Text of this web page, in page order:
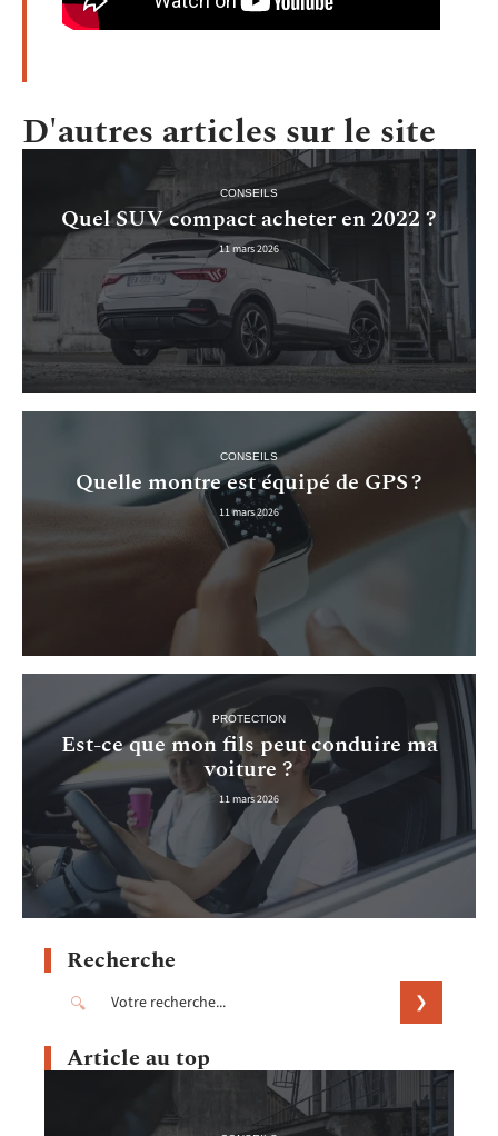
D'autres articles sur le site
CONSEILS
Quel SUV compact acheter en 2022 ?
11 mars 2026
CONSEILS
Quelle montre est équipé de GPS ?
11 mars 2026
PROTECTION
Est-ce que mon fils peut conduire ma
voiture ?
11 mars 2026
Recherche
Article au top